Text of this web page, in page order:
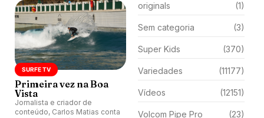
SURFE TV
Primeira vez na Boa
Vista
Jornalista e criador de
conteúdo, Carlos Matias conta
originals (1)
Sem categoria (3)
Super Kids (370)
Variedades (11177)
Vídeos (12151)
Volcom Pipe Pro (23)